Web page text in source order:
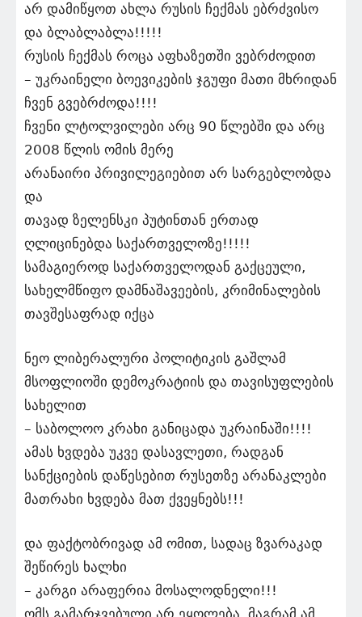
არ დამიწყოთ ახლა რუსის ჩექმას ებრძვისო
და ბლაბლაბლა!!!!!
რუსის ჩექმას როცა აფხაზეთში ვებრძოდით
– უკრაინელი ბოევიკების ჯგუფი მათი მხრიდან
ჩვენ გვებრძოდა!!!!
ჩვენი ლტოლვილები არც 90 წლებში და არც
2008 წლის ომის მერე
არანაირი პრივილეგიებით არ სარგებლობდა
და
თავად ზელენსკი პუტინთან ერთად
ღლიცინებდა საქართველოზე!!!!!
სამაგიეროდ საქართველოდან გაქცეული,
სახელმწიფო დამნაშავეების, კრიმინალების
თავშესაფრად იქცა
ნეო ლიბერალური პოლიტიკის გაშლამ
მსოფლიოში დემოკრატიის და თავისუფლების
სახელით
– საბოლოო კრახი განიცადა უკრაინაში!!!!
ამას ხვდება უკვე დასავლეთი, რადგან
სანქციების დაწესებით რუსეთზე არანაკლები
მათრახი ხვდება მათ ქვეყნებს!!!
და ფაქტობრივად ამ ომით, სადაც ზვარაკად
შეწირეს ხალხი
– კარგი არაფერია მოსალოდნელი!!!